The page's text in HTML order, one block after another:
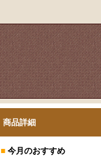
商品詳細
■ 今月のおすすめ